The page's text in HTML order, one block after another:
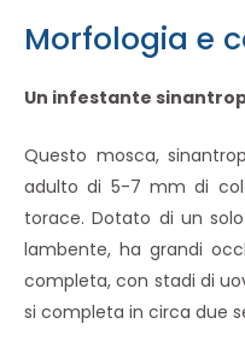
Morfologia e
Un infestante
Questo mosca,
adulto di 5-7 mm di
torace. Dotato di un
lambente, ha grandi
completa, con stadi di
si completa in circa due